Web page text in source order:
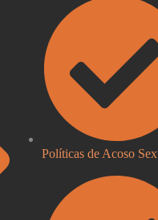
Políticas de Acoso